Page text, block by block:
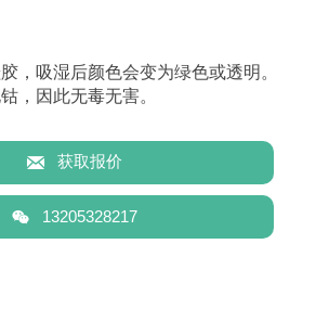
，吸湿后颜色会变为绿色或透明。
，因此无毒无害。
 获取报价
 13205328217